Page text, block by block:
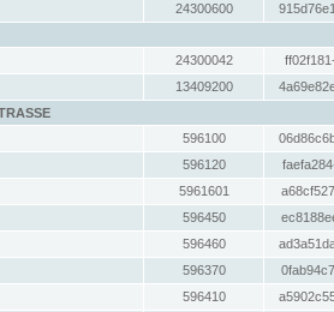
24300600
24300042
13409200
596100
596120
5961601
596450
596460
596370
596410